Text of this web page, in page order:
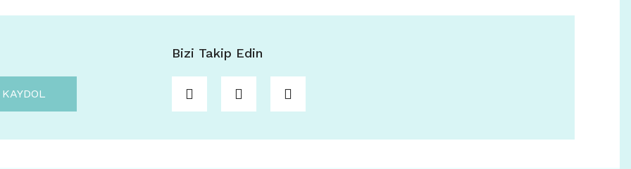
KAYDOL
Bizi Takip Edin